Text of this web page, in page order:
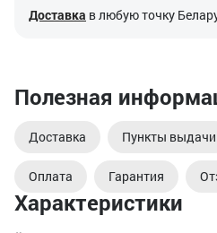
Характеристики
Доставка в любую точку
Полезная
Доставка Пункты выдачи
Оплата Гарантия